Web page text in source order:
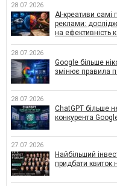
28.07.2026
AI-креативи самі
реклами:
на ефективність
28.07.2026
Google більше
змінює правила
28.07.2026
ChatGPT більше
конкурента
27.07.2026
Найбільший
придбати квиток